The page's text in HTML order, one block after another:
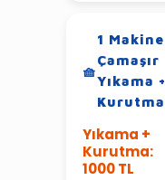
1 Makine
Çamaşır
Yıkama +
Kurutma
Yıkama +
Kurutma:
1000 TL